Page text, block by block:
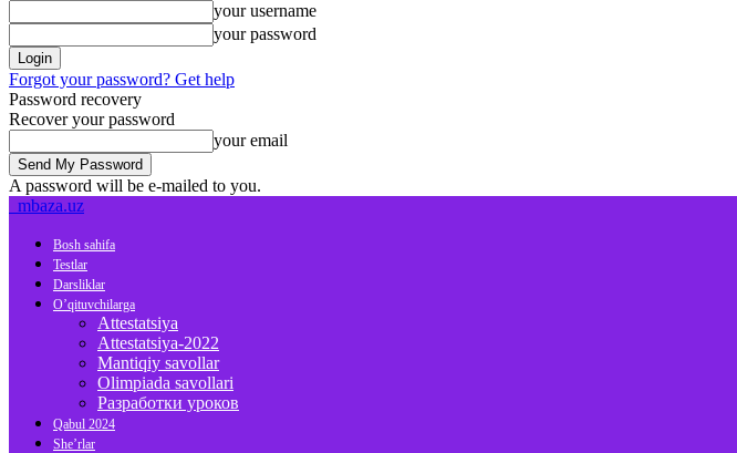
your username
your password
Forgot your password? Get help
Password recovery
Recover your password
your email
A password will be e-mailed to you.
mbaza.uz
Bosh sahifa
Testlar
Darsliklar
O’qituvchilarga
Attestatsiya
Attestatsiya-2022
Mantiqiy savollar
Olimpiada savollari
Разработки уроков
Qabul 2024
She’rlar